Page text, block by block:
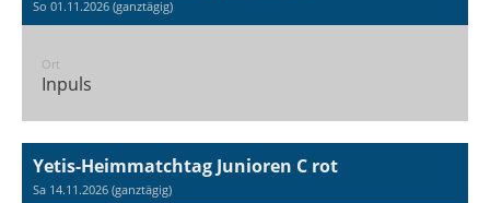
So 01.11.2026 (ganztägig)
Ort
Inpuls
Yetis-Heimmatchtag Junioren C rot
Sa 14.11.2026 (ganztägig)